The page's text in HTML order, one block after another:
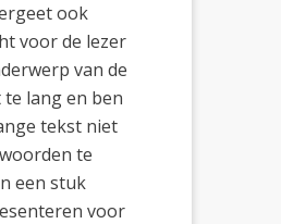
ook
voor de lezer
van de
lang en ben
tekst niet
te
een stuk
voor